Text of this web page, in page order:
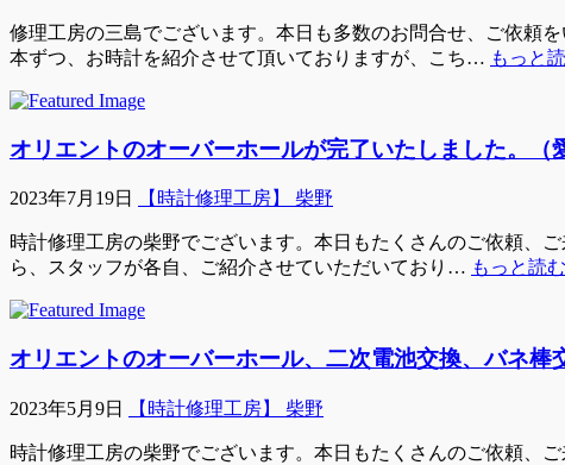
修理工房の三島でございます。本日も多数のお問合せ、ご依頼
本ずつ、お時計を紹介させて頂いておりますが、こち… もっと
オリエントのオーバーホールが完了いたしました。（
2023年7月19日 【時計修理工房】 柴野
時計修理工房の柴野でございます。本日もたくさんのご依頼、
ら、スタッフが各自、ご紹介させていただいており… もっと読
オリエントのオーバーホール、二次電池交換、バネ棒
2023年5月9日 【時計修理工房】 柴野
時計修理工房の柴野でございます。本日もたくさんのご依頼、